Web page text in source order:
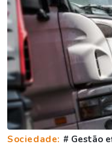
Sociedade: # Gestão